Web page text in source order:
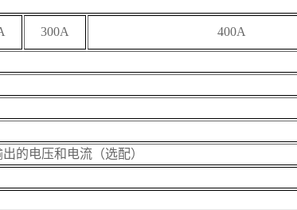
300A 400A
的电压和电流（选配）